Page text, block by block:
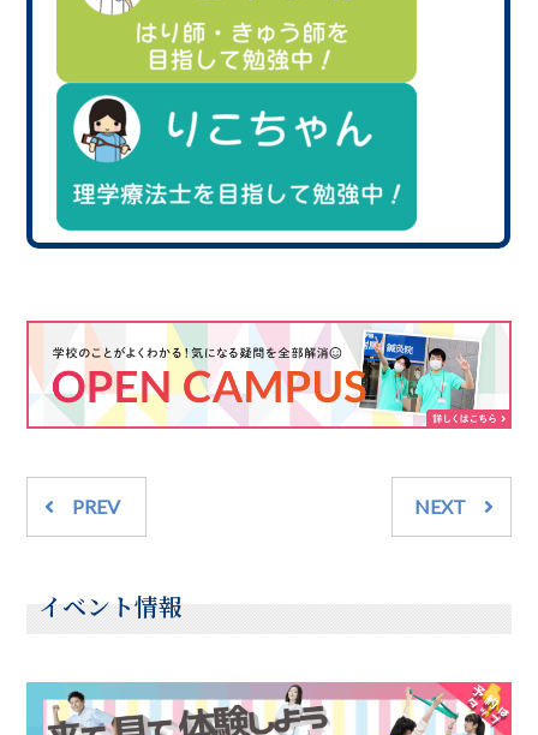
PREV NEXT
イベント情報